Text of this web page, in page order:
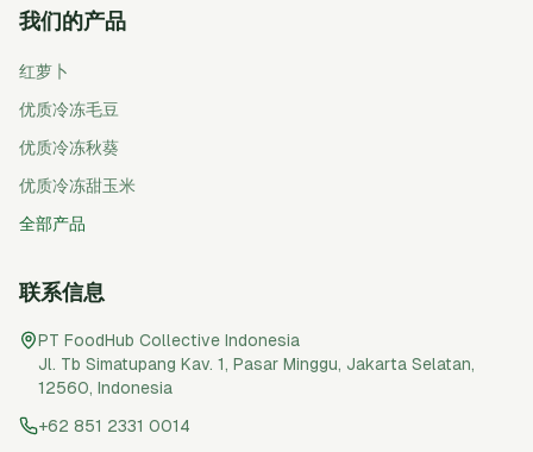
我们的产品
红萝卜
优质冷冻毛豆
优质冷冻秋葵
优质冷冻甜玉米
全部产品
联系信息
PT FoodHub Collective Indonesia
Jl. Tb Simatupang Kav. 1, Pasar Minggu, Jakarta Selatan,
12560, Indonesia
+62 851 2331 0014